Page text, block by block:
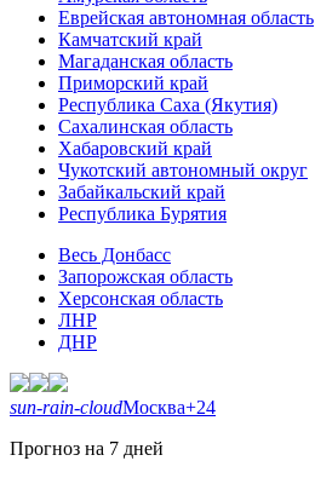
Еврейская автономная область
Камчатский край
Магаданская область
Приморский край
Республика Саха (Якутия)
Сахалинская область
Хабаровский край
Чукотский автономный округ
Забайкальский край
Республика Бурятия
Весь Донбасс
Запорожская область
Херсонская область
ЛНР
ДНР
sun-rain-cloudМосква+24
Прогноз на 7 дней